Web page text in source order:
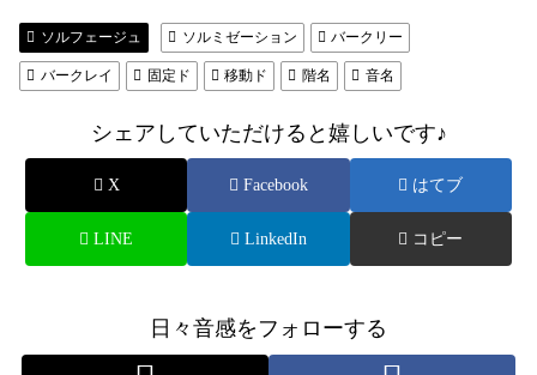
ソルフェージュ ソルミゼーション バークリー
バークレイ 固定ド 移動ド 階名 音名
シェアしていただけると嬉しいです♪
X Facebook はてブ
LINE LinkedIn コピー
日々音感をフォローする